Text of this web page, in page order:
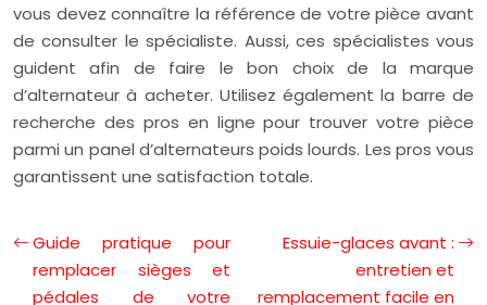
vous devez connaître la référence de votre pièce avant
de consulter le spécialiste. Aussi, ces spécialistes vous
guident afin de faire le bon choix de la marque
d’alternateur à acheter. Utilisez également la barre de
recherche des pros en ligne pour trouver votre pièce
parmi un panel d’alternateurs poids lourds. Les pros vous
garantissent une satisfaction totale.
Guide pratique pour
remplacer sièges et
pédales de votre
Essuie-glaces avant :
entretien et
remplacement facile en